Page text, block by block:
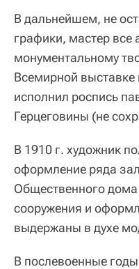
В дальнейшем, не
графики, мастер все
монументальному
Всемирной
исполнил роспись
Герцеговины (не
В 1910 г. художник
оформление ряда
Общественного дома
сооружения и
выдержаны в духе
В послевоенные